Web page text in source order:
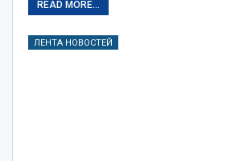
READ MORE...
ЛЕНТА НОВОСТЕЙ